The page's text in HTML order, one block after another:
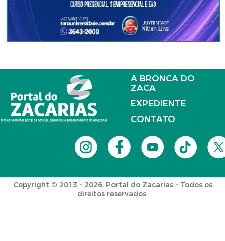
A BRONCA DO
ZACA
EXPEDIENTE
CONTATO
Copyright © 2013 - 2026. Portal do Zacarias - Todos os
direitos reservados.